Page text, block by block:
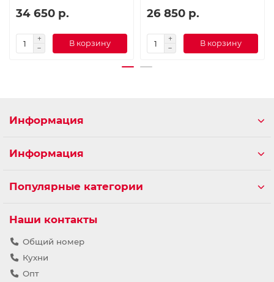
34 650 р.
В корзину
26 850 р.
В корзину
Информация
Информация
Популярные категории
Наши контакты
Общий номер
Кухни
Опт